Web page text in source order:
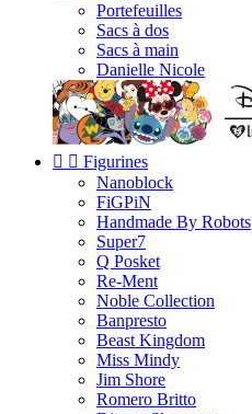
Portefeuilles
Sacs à dos
Sacs à main
Danielle Nicole
  Figurines
Nanoblock
FiGPiN
Handmade By Robots
Super7
Q Posket
Re-Ment
Noble Collection
Banpresto
Beast Kingdom
Miss Mindy
Jim Shore
Romero Britto